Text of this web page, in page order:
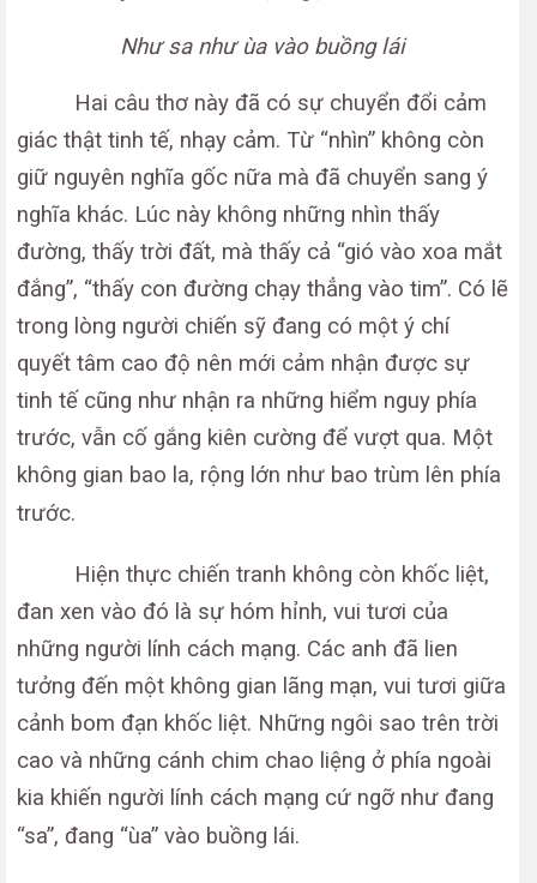
Như sa như ùa vào buồng lái
Hai câu thơ này đã có sự chuyển đổi cảm
giác thật tinh tế, nhạy cảm. Từ “nhìn” không còn
giữ nguyên nghĩa gốc nữa mà đã chuyển sang ý
nghĩa khác. Lúc này không những nhìn thấy
đường, thấy trời đất, mà thấy cả “gió vào xoa mắt
đắng”, “thấy con đường chạy thẳng vào tim”. Có lẽ
trong lòng người chiến sỹ đang có một ý chí
quyết tâm cao độ nên mới cảm nhận được sự
tinh tế cũng như nhận ra những hiểm nguy phía
trước, vẫn cố gắng kiên cường để vượt qua. Một
không gian bao la, rộng lớn như bao trùm lên phía
trước.
Hiện thực chiến tranh không còn khốc liệt,
đan xen vào đó là sự hóm hỉnh, vui tươi của
những người lính cách mạng. Các anh đã lien
tưởng đến một không gian lãng mạn, vui tươi giữa
cảnh bom đạn khốc liệt. Những ngôi sao trên trời
cao và những cánh chim chao liệng ở phía ngoài
kia khiến người lính cách mạng cứ ngỡ như đang
“sa”, đang “ùa” vào buồng lái.